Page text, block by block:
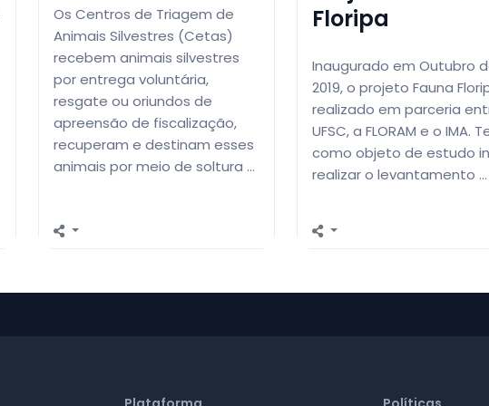
Os Centros de Triagem de
Animais Silvestres (Cetas)
recebem animais silvestres
por entrega voluntária,
resgate ou oriundos de
apreensão de fiscalização,
recuperam e destinam esses
animais por meio de soltura …
Floripa
Inaugurado em Outubro
2019, o projeto Fauna
realizado em parceria
UFSC, a FLORAM e o IMA.
como objeto de estudo
realizar o levantamento …